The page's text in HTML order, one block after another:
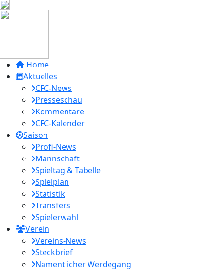
Home
Aktuelles
CFC-News
Presseschau
Kommentare
CFC-Kalender
Saison
Profi-News
Mannschaft
Spieltag & Tabelle
Spielplan
Statistik
Transfers
Spielerwahl
Verein
Vereins-News
Steckbrief
Namentlicher Werdegang